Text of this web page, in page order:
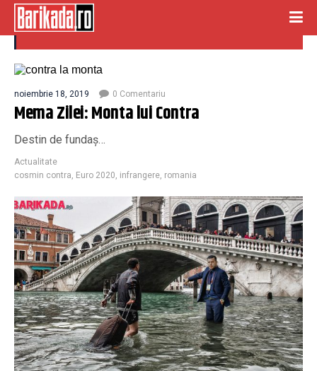
cosmin contra
noiembrie 18, 2019 0 Comentariu
Mema Zilei: Monta lui Contra
Destin de fundaș…
Actualitate
cosmin contra, Euro 2020, infrangere, romania